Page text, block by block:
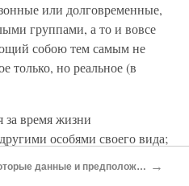
или долговременные,
группами, а то и вовсе
собою тем самым не
только, но реальное (в
за время жизни
особями своего вида;
новую арену и
I. Некоторые данные и предположения о сигнальном воздействии палеоантропов на диких животных →